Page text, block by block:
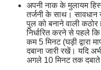
अपनी नाक के मुलायम
तर्जनी के साथ।
पुल को बनाने वाली
निर्धारित करने से पहले
कम 5 मिनट (घड़ी द्वारा
दबाना जारी रखें। यदि
अगले 10 मिनट तक दबाते